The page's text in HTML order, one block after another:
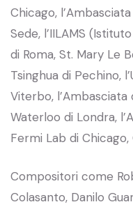
Chicago,
Sede, l’IILAMS
di Roma, St. Mary Le
Tsinghua di Pechino,
Viterbo, l’Ambasciata
Waterloo di Londra,
Fermi Lab di
Compositori come
Colasanto, Danilo